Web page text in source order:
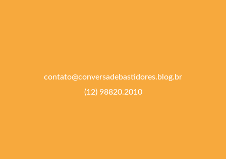
contato@conversadebastidores.blog.br
(12) 98820.2010